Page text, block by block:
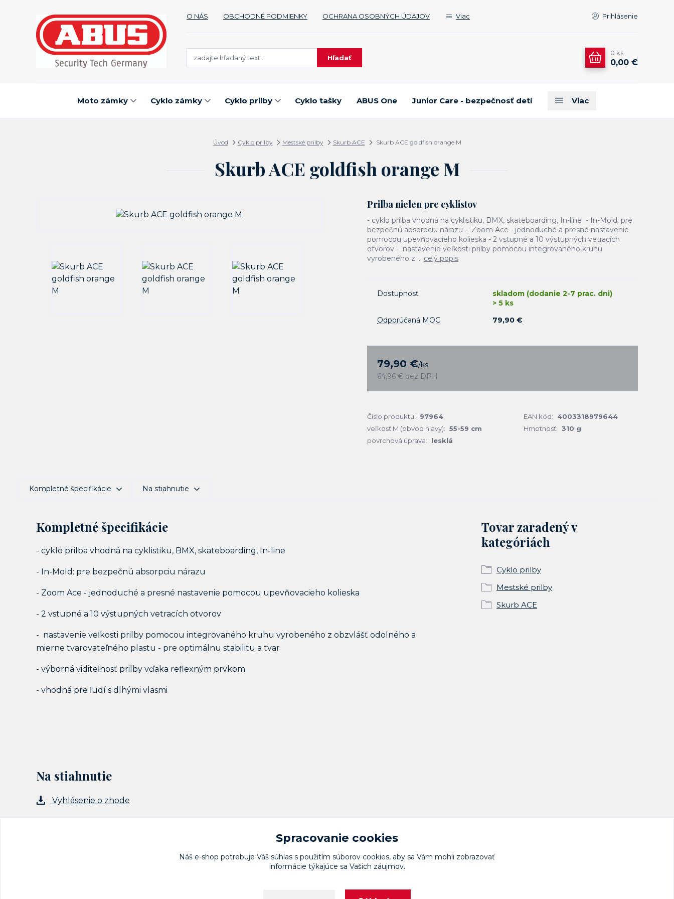
O NÁS OBCHODNÉ PODMIENKY OCHRANA OSOBNÝCH ÚDAJOV Viac Prihlásenie
Hľadať
0 ks
0,00 €
Moto zámky Cyklo zámky Cyklo prilby Cyklo tašky ABUS One Junior Care - bezpečnosť detí Viac
Úvod Cyklo prilby Mestské prilby Skurb ACE Skurb ACE goldfish orange M
Skurb ACE goldfish orange M
Prilba nielen pre cyklistov
- cyklo prilba vhodná na cyklistiku, BMX, skateboarding, In-line - In-Mold: pre
bezpečnú absorpciu nárazu - Zoom Ace - jednoduché a presné nastavenie
pomocou upevňovacieho kolieska - 2 vstupné a 10 výstupných vetracích
otvorov - nastavenie veľkosti prilby pomocou integrovaného kruhu
vyrobeného z ... celý popis
Dostupnosť
skladom (dodanie 2-7 prac. dni)
> 5 ks
Odporúčaná MOC
79,90 €
79,90 €/ks
64,96 € bez DPH
Číslo produktu: 97964 EAN kód:
4003318979644
veľkosť M (obvod hlavy): 55-59 cm Hmotnosť:
310 g
povrchová úprava:
lesklá
Kompletné špecifikácie Na stiahnutie
Kompletné špecifikácie
- cyklo prilba vhodná na cyklistiku, BMX, skateboarding, In-line
- In-Mold: pre bezpečnú absorpciu nárazu
- Zoom Ace - jednoduché a presné nastavenie pomocou upevňovacieho kolieska
- 2 vstupné a 10 výstupných vetracích otvorov
- nastavenie veľkosti prilby pomocou integrovaného kruhu vyrobeného z obzvlášť odolného a
mierne tvarovateľného plastu - pre optimálnu stabilitu a tvar
- výborná viditeľnosť prilby vďaka reflexným prvkom
- vhodná pre ľudí s dlhými vlasmi
Tovar zaradený v
kategóriách
Cyklo prilby
Mestské prilby
Skurb ACE
Na stiahnutie
Vyhlásenie o zhode
Spracovanie cookies
Náš e-shop potrebuje Váš súhlas s použitím súborov cookies, aby sa Vám mohli zobrazovať
informácie týkajúce sa Vašich záujmov.